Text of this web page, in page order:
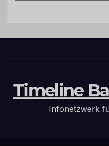
Timeline
Infonetzwerk